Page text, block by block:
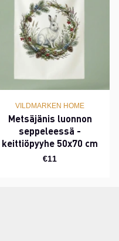
VILDMARKEN HOME
Metsäjänis luonnon
seppeleessä -
keittiöpyyhe 50x70 cm
€11